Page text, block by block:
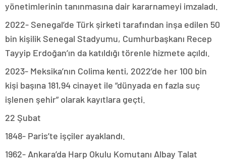
yönetimlerinin tanınmasına dair kararnameyi imzaladı.
2022- Senegal’de Türk şirketi tarafından inşa edilen 50
bin kişilik Senegal Stadyumu, Cumhurbaşkanı Recep
Tayyip Erdoğan’ın da katıldığı törenle hizmete açıldı.
2023- Meksika’nın Colima kenti, 2022’de her 100 bin
kişi başına 181,94 cinayet ile “dünyada en fazla suç
işlenen şehir” olarak kayıtlara geçti.
22 Şubat
1848- Paris’te işçiler ayaklandı.
1962- Ankara’da Harp Okulu Komutanı Albay Talat